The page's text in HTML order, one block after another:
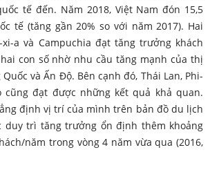
tế đến. Năm 2018, Việt Nam đón 15,5
tế (tăng gần 20% so với năm 2017). Hai
a và Campuchia đạt tăng trưởng khách
con số nhờ nhu cầu tăng mạnh của thị
và Ấn Độ. Bên cạnh đó, Thái Lan, Phi-
cũng đạt được những kết quả khả quan.
định vị trí của mình trên bản đồ du lịch
trì tăng trưởng ổn định thêm khoảng
năm trong vòng 4 năm vừa qua (2016,